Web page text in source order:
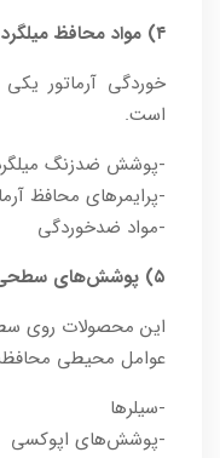
۴) مواد محافظ میلگرد
خوردگی آرماتور
است.
-پوشش ضدزنگ
-پرایمرهای محافظ
-مواد ضدخوردگی
۵) پوشش‌های سطحی بتن
این محصولات روی
عوامل محیطی
-سیلرها
-پوشش‌های اپوکسی